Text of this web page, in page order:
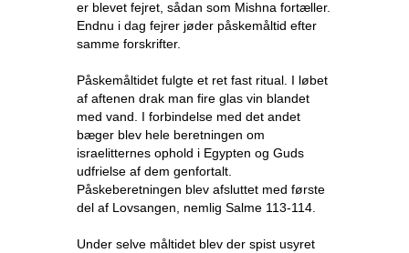
er blevet fejret, sådan som Mishna fortæller.
Endnu i dag fejrer jøder påskemåltid efter
samme forskrifter.
Påskemåltidet fulgte et ret fast ritual. I løbet
af aftenen drak man fire glas vin blandet
med vand. I forbindelse med det andet
bæger blev hele beretningen om
israelitternes ophold i Egypten og Guds
udfrielse af dem genfortalt.
Påskeberetningen blev afsluttet med første
del af Lovsangen, nemlig Salme 113-114.
Under selve måltidet blev der spist usyret